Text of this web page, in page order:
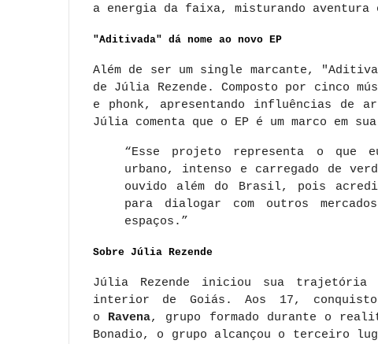
a energia da faixa, misturando aventura
"Aditivada" dá nome ao novo EP
Além de ser um single marcante,
de Júlia Rezende. Composto por cinco
e phonk, apresentando influências de
Júlia comenta que o EP é um marco
“Esse projeto representa o que
urbano, intenso e carregado de
ouvido além do Brasil, pois
para dialogar com outros
espaços.”
Sobre Júlia Rezende
Júlia Rezende iniciou sua trajetória
interior de Goiás. Aos 17,
o Ravena, grupo formado durante o
Bonadio, o grupo alcançou o terceiro